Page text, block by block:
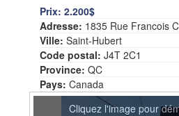
Prix: 2.200$
Adresse: 1835 Rue Francois
Ville: Saint-Hubert
Code postal: J4T 2C1
Province: QC
Pays: Canada
Cliquez l'image pour